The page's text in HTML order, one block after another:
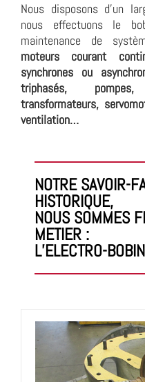
Nous disposons d’un
nous effectuons le
maintenance de
moteurs courant
synchrones ou
triphasés,
transformateurs,
ventilation…
NOTRE SAVOIR-
HISTORIQUE,
NOUS SOMMES
METIER :
L’ELECTRO-
moteurs courant
moteurs courant
moteurs